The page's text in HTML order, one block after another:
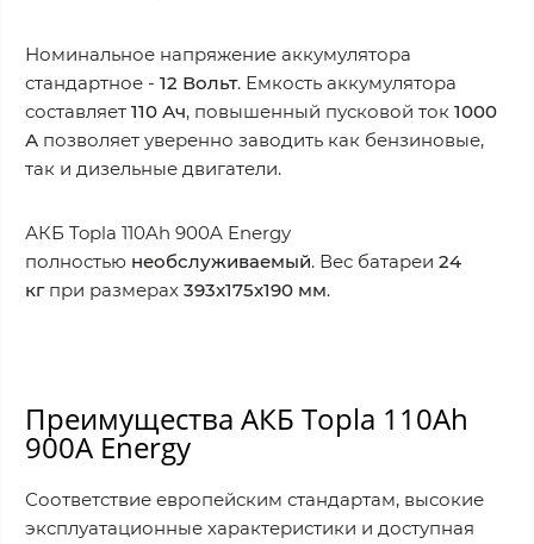
Номинальное напряжение аккумулятора
стандартное - 12 Вольт. Емкость аккумулятора
составляет 110 Ач, повышенный пусковой ток 1000
А позволяет уверенно заводить как бензиновые,
так и дизельные двигатели.
АКБ Topla 110Ah 900A Energy
полностью необслуживаемый. Вес батареи 24
кгпри размерах 393x175x190 мм.
Преимущества АКБ Topla 110Ah
900A Energy
Соответствие европейским стандартам, высокие
эксплуатационные характеристики и доступная